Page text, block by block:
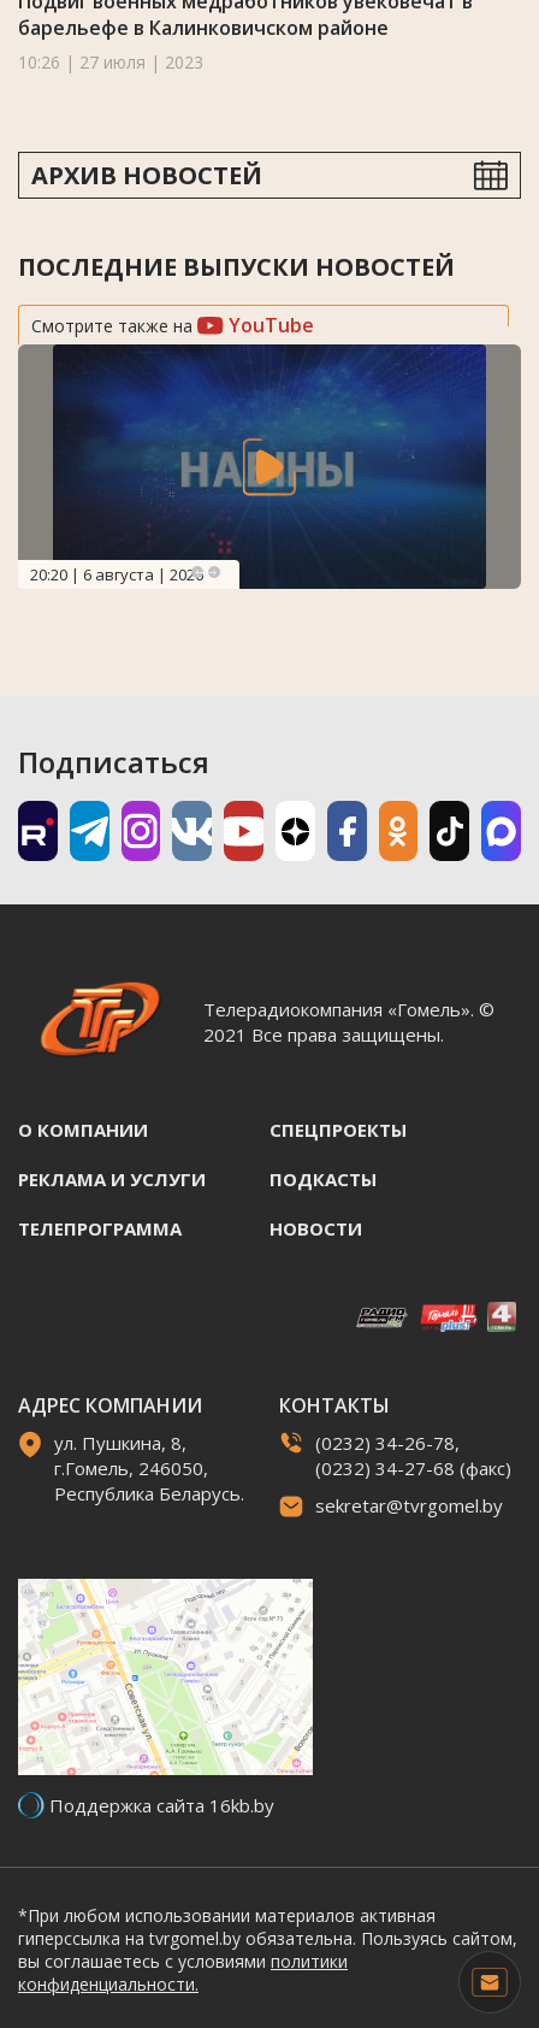
барельефе в Калинковичском районе
10:26 | 27 июля | 2023
АРХИВ НОВОСТЕЙ
ПОСЛЕДНИЕ ВЫПУСКИ НОВОСТЕЙ
Смотрите также на YouTube
20:20 | 6 августа | 2026
Подписаться
Телерадиокомпания «Гомель». ©
2021 Все права защищены.
О КОМПАНИИ СПЕЦПРОЕКТЫ
РЕКЛАМА И УСЛУГИ ПОДКАСТЫ
ТЕЛЕПРОГРАММА НОВОСТИ
АДРЕС КОМПАНИИ
ул. Пушкина, 8,
г.Гомель, 246050,
Республика Беларусь.
КОНТАКТЫ
(0232) 34-26-78,
(0232) 34-27-68 (факс)
sekretar@tvrgomel.by
Поддержка сайта 16kb.by
*При любом использовании материалов активная
гиперссылка на tvrgomel.by обязательна. Пользуясь сайтом,
вы соглашаетесь с условиями политики
конфиденциальности.